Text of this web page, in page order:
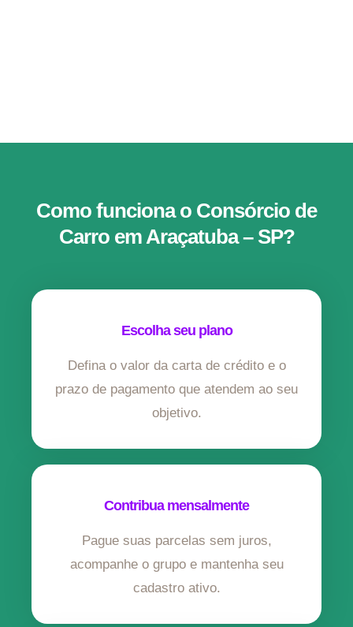
Como funciona o Consórcio de
Carro em Araçatuba – SP?
Escolha seu plano
Defina o valor da carta de crédito e o
prazo de pagamento que atendem ao seu
objetivo.
Contribua mensalmente
Pague suas parcelas sem juros,
acompanhe o grupo e mantenha seu
cadastro ativo.